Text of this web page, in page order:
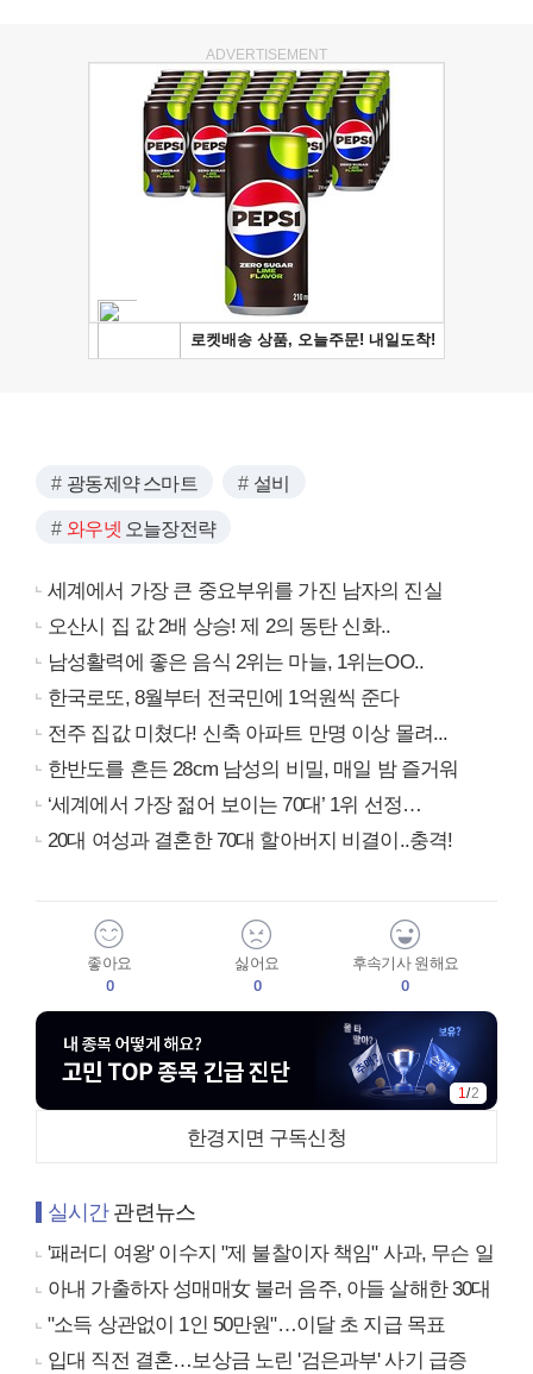
ADVERTISEMENT
광동제약 스마트 설비
와우넷 오늘장전략
세계에서 가장 큰 중요부위를 가진 남자의 진실
오산시 집 값 2배 상승! 제 2의 동탄 신화..
남성활력에 좋은 음식 2위는 마늘, 1위는OO..
한국로또, 8월부터 전국민에 1억원씩 준다
전주 집값 미쳤다! 신축 아파트 만명 이상 몰려...
한반도를 흔든 28cm 남성의 비밀, 매일 밤 즐거워
‘세계에서 가장 젊어 보이는 70대’ 1위 선정…
20대 여성과 결혼한 70대 할아버지 비결이..충격!
좋아요
0
싫어요
0
후속기사 원해요
0
2/2
한경지면 구독신청
실시간관련뉴스
'패러디 여왕' 이수지 "제 불찰이자 책임" 사과, 무슨 일
아내 가출하자 성매매女 불러 음주, 아들 살해한 30대
"소득 상관없이 1인 50만원"…이달 초 지급 목표
입대 직전 결혼…보상금 노린 '검은과부' 사기 급증